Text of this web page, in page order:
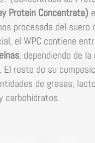
Protein Concentrate)
procesada del suero
el WPC contiene
, dependiendo de
El resto de su
de grasas,
carbohidratos.